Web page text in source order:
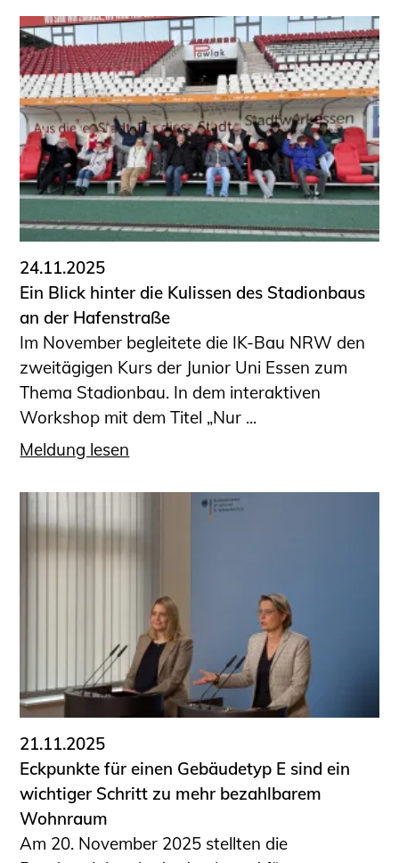
24.11.2025
Ein Blick hinter die Kulissen des Stadionbaus
an der Hafenstraße
Im November begleitete die IK-Bau NRW den
zweitägigen Kurs der Junior Uni Essen zum
Thema Stadionbau. In dem interaktiven
Workshop mit dem Titel „Nur ...
Meldung lesen
21.11.2025
Eckpunkte für einen Gebäudetyp E sind ein
wichtiger Schritt zu mehr bezahlbarem
Wohnraum
Am 20. November 2025 stellten die